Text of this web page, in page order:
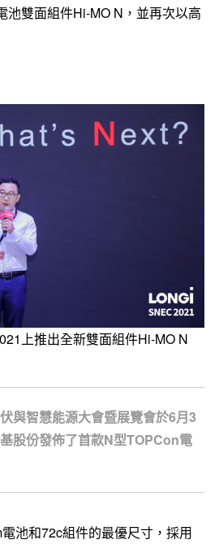
池雙面組件Hi-MO N，並再次以高
上推出全新雙面組件Hi-MO N
與智慧能源大會暨展覽會於6月3
股份發佈了首款N型TOPCon電
池和72c組件的最優尺寸，採用